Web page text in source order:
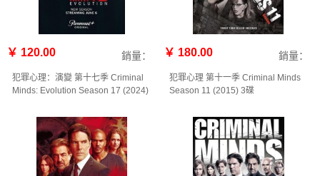
￥ 120.00 銷量：
犯罪心理：演變 第十七季 Criminal
Minds: Evolution Season 17‎ (2024)
￥ 180.00 銷量：
犯罪心理 第十一季 Criminal Minds
Season 11‎ (2015) 3碟